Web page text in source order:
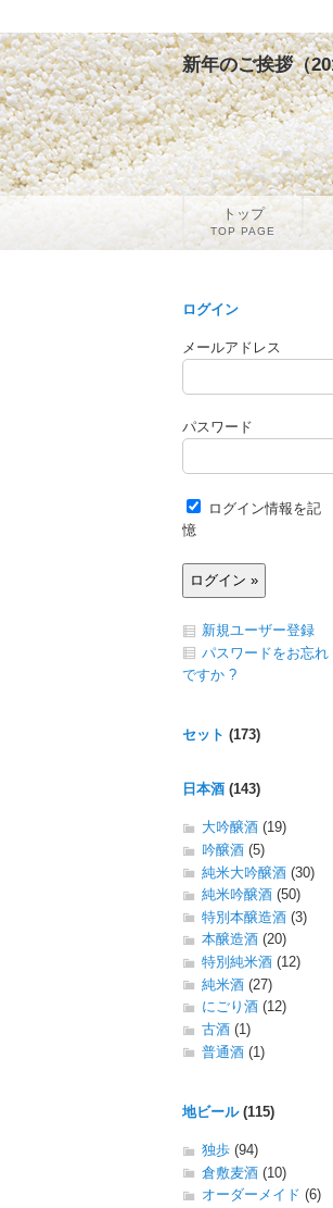
新年のご挨拶（
ログイン
メールアドレス
パスワード
ログイン情報を記
憶
新規ユーザー登録
パスワードをお忘れ
ですか ?
セット (173)
日本酒 (143)
大吟醸酒 (19)
吟醸酒 (5)
純米大吟醸酒 (30)
純米吟醸酒 (50)
特別本醸造酒 (3)
本醸造酒 (20)
特別純米酒 (12)
純米酒 (27)
にごり酒 (12)
古酒 (1)
普通酒 (1)
地ビール(115)
独歩 (94)
倉敷麦酒 (10)
オーダーメイド (6)
トップ
TOP PAGE